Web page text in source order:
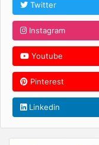
Twitter
Instagram
Youtube
Pinterest
Linkedin